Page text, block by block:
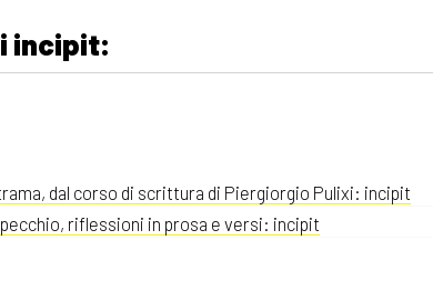
incipit:
dal corso di scrittura di Piergiorgio Pulixi: incipit
riflessioni in prosa e versi: incipit